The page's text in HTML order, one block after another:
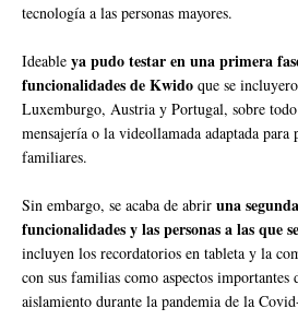
tecnología a las personas mayores.
Ideable ya pudo testar en una primera
funcionalidades de Kwido que se
Luxemburgo, Austria y Portugal, sobre
mensajería o la videollamada adaptada para
familiares.
Sin embargo, se acaba de abrir una
funcionalidades y las personas a las que
incluyen los recordatorios en tableta y la
con sus familias como aspectos importantes
aislamiento durante la pandemia de la